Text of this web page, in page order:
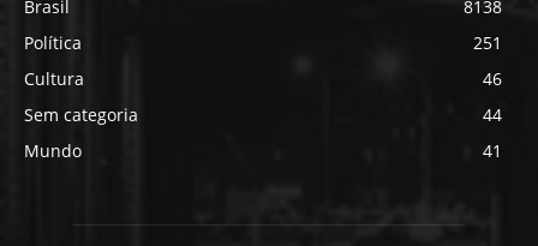
Brasil
8138
Política
251
Cultura
46
Sem categoria
44
Mundo
41